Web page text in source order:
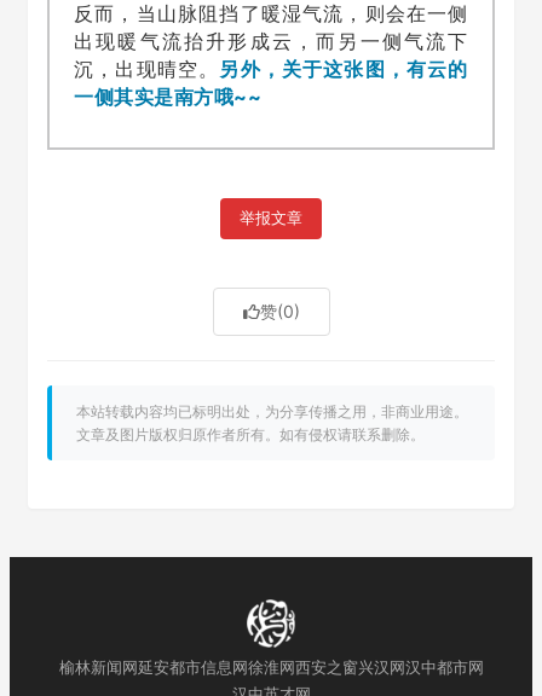
反而，当山脉阻挡了暖湿气流，则会在一侧
出现暖气流抬升形成云，而另一侧气流下
沉，出现晴空。 另外，关于这张图，有云的
一侧其实是南方哦~~
举报文章
赞(0)
本站转载内容均已标明出处，为分享传播之用，非商业用途。
文章及图片版权归原作者所有。如有侵权请联系删除。
榆林新闻网延安都市信息网徐淮网西安之窗兴汉网汉中都市网